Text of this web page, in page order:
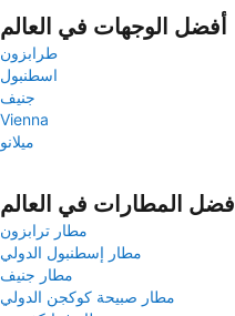
أفضل الوجهات في العالم
طرابزون
اسطنبول
جنيف
Vienna
ميلانو
أفضل المطارات في العالم
مطار ترابزون
مطار إسطنبول الدولي
مطار جنيف
مطار صبيحة كوكجن الدولي